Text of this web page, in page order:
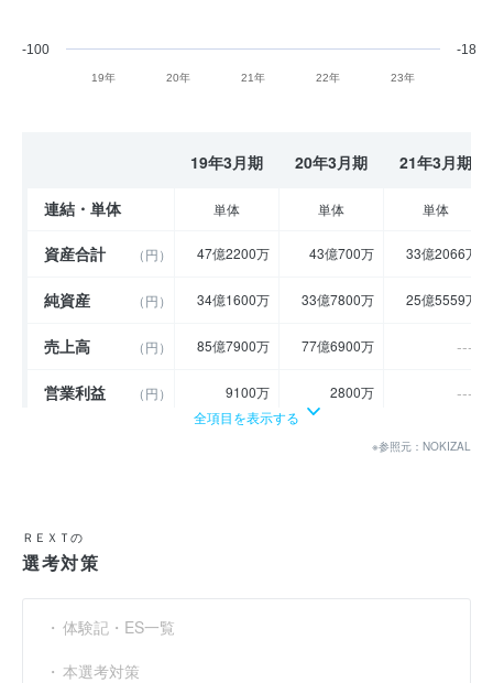
19年 20年 21年 22年 23年
-100 -18
19年3月期 20年3月期 21年3月期
連結・単体 単体 単体 単体
資産合計 （円） 47億2200万 43億700万 33億2066万
純資産 （円） 34億1600万 33億7800万 25億5559万
売上高 （円） 85億7900万 77億6900万 ----
営業利益 （円） 9100万 2800万 ----
----
利益余剰金
売上伸び率
営業利益率 （％）
経常利益率 （％）
全項目を表示する
※参照元：NOKIZAL
ＲＥＸＴの
選考対策
体験記・ES一覧
本選考対策